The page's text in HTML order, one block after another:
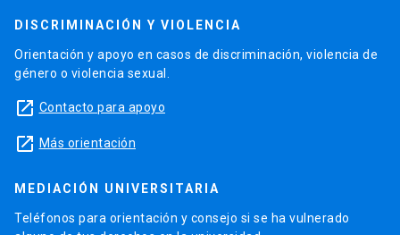
DISCRIMINACIÓN Y VIOLENCIA
Orientación y apoyo en casos de discriminación, violencia de
género o violencia sexual.
launch Contacto para apoyo
launch Más orientación
MEDIACIÓN UNIVERSITARIA
Teléfonos para orientación y consejo si se ha vulnerado